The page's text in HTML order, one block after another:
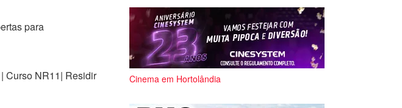
para
Curso NR11| Residir
Cinema em Hortolândia